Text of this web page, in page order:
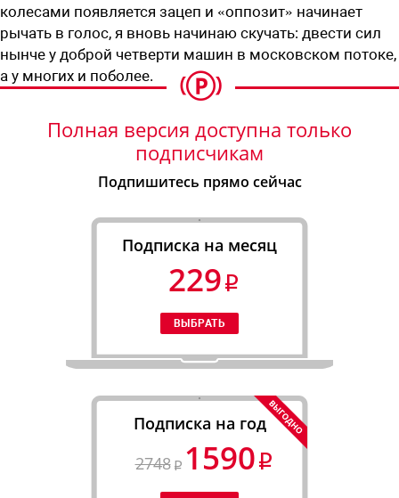
колесами появляется зацеп и «оппозит» начинает
рычать в голос, я вновь начинаю скучать: двести сил
нынче у ­доброй четверти машин в московском потоке,
а у многих и поболее.
Полная версия доступна только
подписчикам
Подпишитесь прямо сейчас
Подписка на месяц
229
Подписка на год
2748
1590